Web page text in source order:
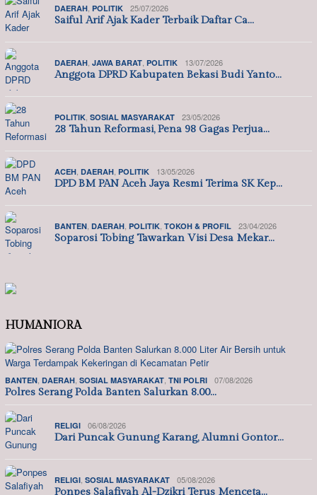
DAERAH POLITIK 25/07/2026
Saiful Arif Ajak Kader Terbaik Daftar Ca…
DAERAH JAWA BARAT POLITIK 13/07/2026
Anggota DPRD Kabupaten Bekasi Budi Yanto…
POLITIK SOSIAL MASYARAKAT 23/05/2026
28 Tahun Reformasi, Pena 98 Gagas Perjua…
ACEH DAERAH POLITIK 13/05/2026
DPD BM PAN Aceh Jaya Resmi Terima SK Kep…
BANTEN DAERAH POLITIK TOKOH & PROFIL 23/04/2026
Soparosi Tobing Tawarkan Visi Desa Mekar…
HUMANIORA
BANTEN DAERAH SOSIAL MASYARAKAT TNI POLRI 07/08/2026
Polres Serang Polda Banten Salurkan 8.00…
RELIGI 06/08/2026
Dari Puncak Gunung Karang, Alumni Gontor…
RELIGI SOSIAL MASYARAKAT 05/08/2026
Ponpes Salafiyah Al-Dzikri Terus Menceta…